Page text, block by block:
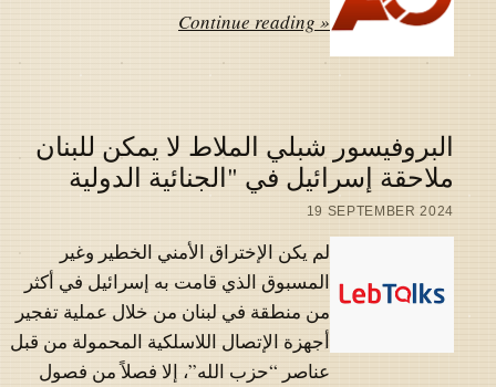
Continue reading »
البروفيسور شبلي الملاط لا يمكن للبنان
ملاحقة إسرائيل في "الجنائية الدولية
19 SEPTEMBER 2024
لم يكن الإختراق الأمني الخطير وغير
المسبوق الذي قامت به إسرائيل في أكثر
من منطقة في لبنان من خلال عملية تفجير
أجهزة الإتصال اللاسلكية المحمولة من قبل
عناصر “حزب الله”، إلا فصلاً من فصول